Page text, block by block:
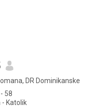
DR Dominikanske
58
- Katolik